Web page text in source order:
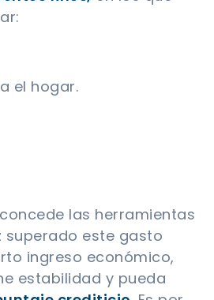
el hogar.
las herramientas
superado este gasto
ingreso económico,
estabilidad y pueda